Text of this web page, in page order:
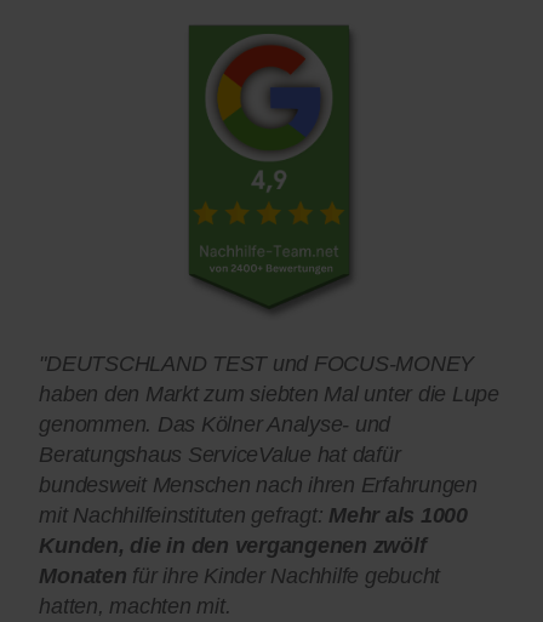
"DEUTSCHLAND TEST und FOCUS-MONEY
haben den Markt zum siebten Mal unter die Lupe
genommen. Das Kölner Analyse- und
Beratungshaus ServiceValue hat dafür
bundesweit Menschen nach ihren Erfahrungen
mit Nachhilfeinstituten gefragt: Mehr als 1000
Kunden, die in den vergangenen zwölf
Monaten für ihre Kinder Nachhilfe gebucht
hatten, machten mit.